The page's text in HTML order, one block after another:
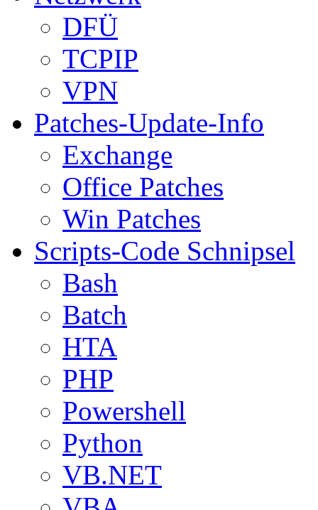
DFÜ
TCPIP
VPN
Patches-Update-Info
Exchange
Office Patches
Win Patches
Scripts-Code Schnipsel
Bash
Batch
HTA
PHP
Powershell
Python
VB.NET